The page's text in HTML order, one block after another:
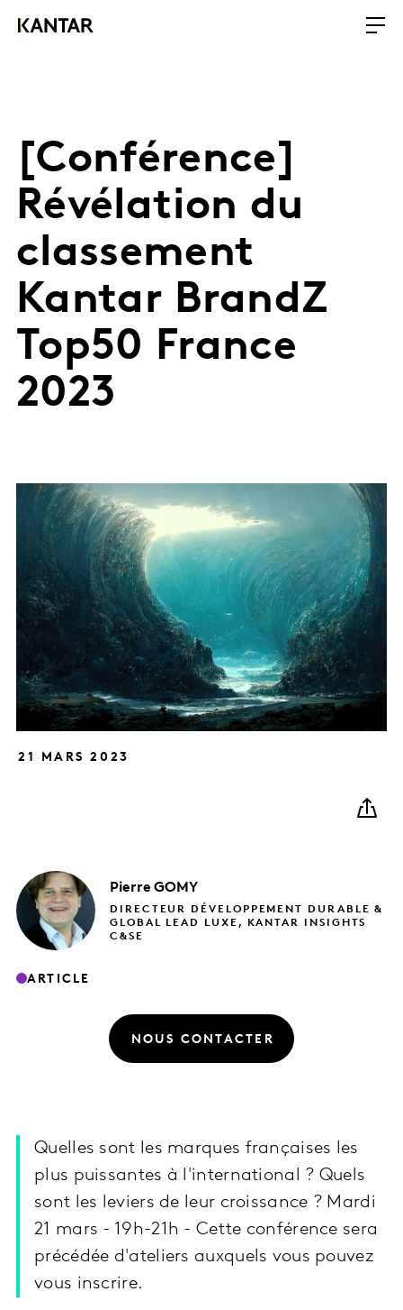
[Conférence]
Révélation du
classement
Kantar BrandZ
Top50 France
2023
21 MARS 2023
Pierre GOMY
DIRECTEUR DÉVELOPPEMENT DURABLE &
GLOBAL LEAD LUXE, KANTAR INSIGHTS
C&SE
ARTICLE
NOUS CONTACTER
Quelles sont les marques françaises les
plus puissantes à l'international ? Quels
sont les leviers de leur croissance ? Mardi
21 mars - 19h-21h - Cette conférence sera
précédée d'ateliers auxquels vous pouvez
vous inscrire.